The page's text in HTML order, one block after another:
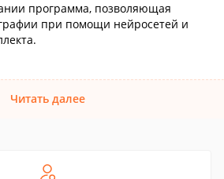
программа, позволяющая
при помощи нейросетей и
Читать далее